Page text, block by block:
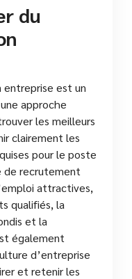
du
entreprise est un
approche
les meilleurs
clairement les
pour le poste
de recrutement
attractives,
qualifiés, la
et la
également
d’entreprise
et retenir les